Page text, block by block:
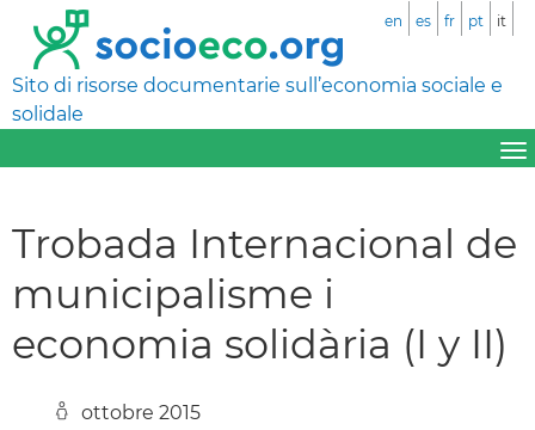
Sito di risorse documentarie sull’economia sociale e
solidale
en es fr pt it
Trobada Internacional de
municipalisme i
economia solidària (I y II)
ottobre 2015